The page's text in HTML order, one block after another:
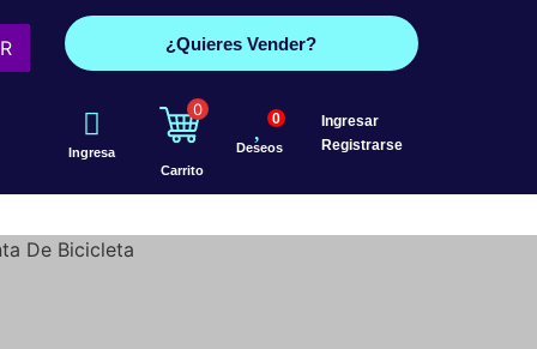
¿Quieres Vender?
Ingresa
0
Carrito
Deseos
0
Ingresar
Registrarse
De Bicicleta